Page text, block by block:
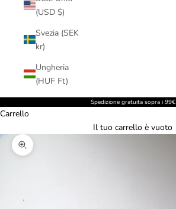
(USD $)
Svezia (SEK
kr)
Ungheria
(HUF Ft)
Spedizione gratuita sopra i 99€
Carrello
Il tuo carrello è vuoto
Ingrandisci immagine